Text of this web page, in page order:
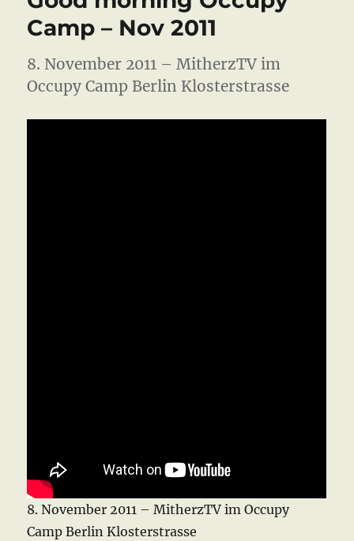
Berlin
Camp – Nov 2011
8. November 2011 – MitherzTV im
Occupy Camp Berlin Klosterstrasse
8. November 2011 – MitherzTV im Occupy
Camp Berlin Klosterstrasse